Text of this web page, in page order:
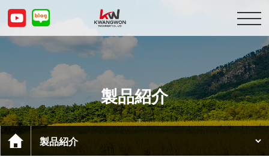
会社紹介
製品紹介
顧客センター
製品紹介